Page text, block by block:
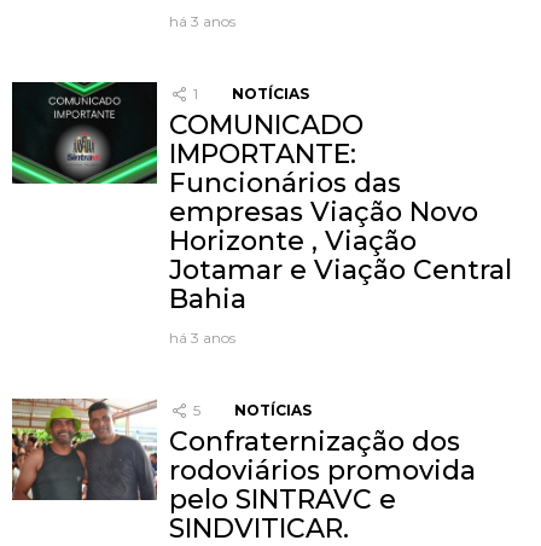
há 3 anos
1 NOTÍCIAS
COMUNICADO
IMPORTANTE:
Funcionários das
empresas Viação Novo
Horizonte , Viação
Jotamar e Viação Central
Bahia
há 3 anos
5 NOTÍCIAS
Confraternização dos
rodoviários promovida
pelo SINTRAVC e
SINDVITICAR.